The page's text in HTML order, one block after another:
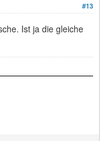
#13
Ist ja die gleiche